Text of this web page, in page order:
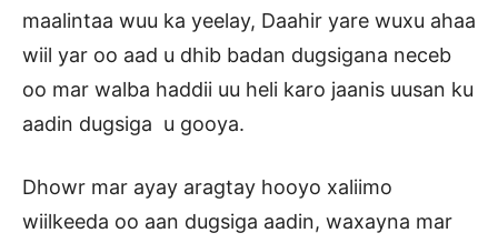
maalintaa wuu ka yeelay, Daahir yare wuxu ahaa
wiil yar oo aad u dhib badan dugsigana neceb
oo mar walba haddii uu heli karo jaanis uusan ku
aadin dugsiga u gooya.
Dhowr mar ayay aragtay hooyo xaliimo
wiilkeeda oo aan dugsiga aadin, waxayna mar